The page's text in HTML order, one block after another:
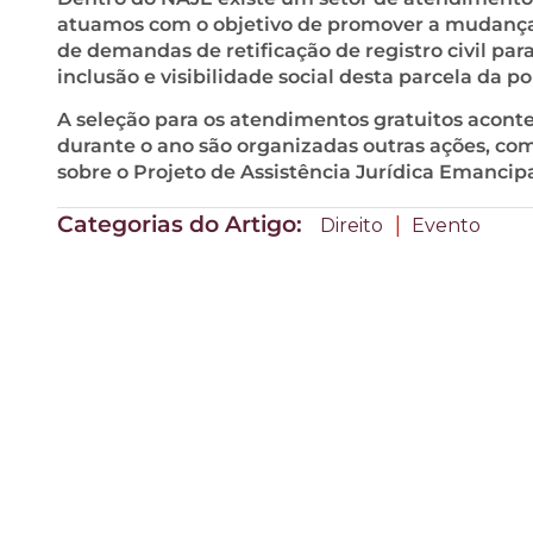
atuamos com o objetivo de promover a
de demandas de retificação de registro civil
inclusão e visibilidade social desta parcela da
A seleção para os atendimentos gratuitos
durante o ano são organizadas outras ações,
sobre o Projeto de Assistência Jurídica
Categorias do Artigo: Direito | Evento